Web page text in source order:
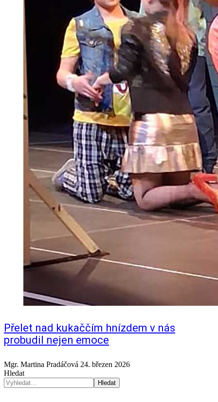
Přelet nad kukaččím hnízdem v nás
probudil nejen emoce
Mgr. Martina Pradáčová 24. březen 2026
Hledat
Hledat